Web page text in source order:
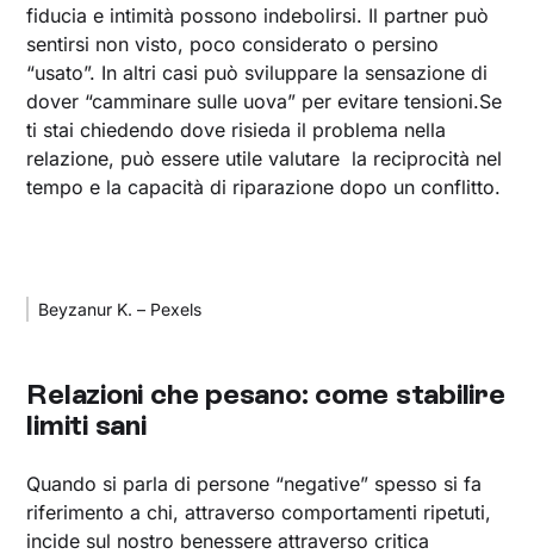
fiducia e intimità possono indebolirsi. Il partner può
sentirsi non visto, poco considerato o persino
“usato”. In altri casi può sviluppare la sensazione di
dover “camminare sulle uova” per evitare tensioni.Se
ti stai chiedendo dove risieda il problema nella
relazione, può essere utile valutare la reciprocità nel
tempo e la capacità di riparazione dopo un conflitto.
Beyzanur K. – Pexels
Relazioni che pesano: come stabilire
limiti sani
Quando si parla di persone “negative” spesso si fa
riferimento a chi, attraverso comportamenti ripetuti,
incide sul nostro benessere attraverso critica